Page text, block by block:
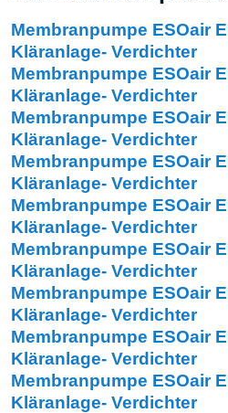
Membranpumpe ESOair
Kläranlage- Verdichter
Membranpumpe ESOair
Kläranlage- Verdichter
Membranpumpe ESOair
Kläranlage- Verdichter
Membranpumpe ESOair
Kläranlage- Verdichter
Membranpumpe ESOair
Kläranlage- Verdichter
Membranpumpe ESOair
Kläranlage- Verdichter
Membranpumpe ESOair
Kläranlage- Verdichter
Membranpumpe ESOair
Kläranlage- Verdichter
Membranpumpe ESOair
Kläranlage- Verdichter